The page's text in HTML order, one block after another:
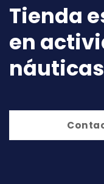
Tienda
en
náuticas